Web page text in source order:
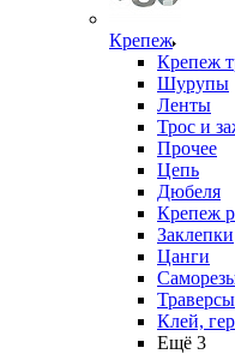
Крепеж
Крепеж
Шурупы
Ленты
Трос и
Прочее
Цепь
Дюбеля
Крепеж
Заклепки
Цанги
Траверсы
Клей,
Ещё 3